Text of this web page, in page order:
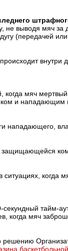
не выводя мяч
(передачей
внутри
мяч
и нападающим
нападающего,
защищающейся
когда
тайм-
когда мяч